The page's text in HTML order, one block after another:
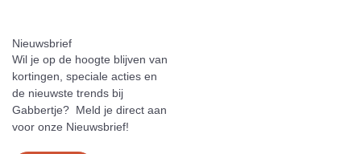
Nieuwsbrief
Wil je op de hoogte blijven van
kortingen, speciale acties en
de nieuwste trends bij
Gabbertje? Meld je direct aan
voor onze Nieuwsbrief!